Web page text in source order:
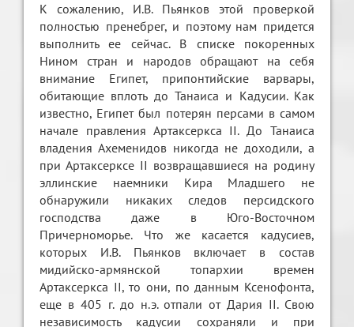
К сожалению, И.В. Пьянков этой проверкой
полностью пренебрег, и поэтому нам придется
выполнить ее сейчас. В списке покоренных
Нином стран и народов обращают на себя
внимание Египет, припонтийские варвары,
обитающие вплоть до Танаиса и Кадусии. Как
известно, Египет был потерян персами в самом
начале правления Артаксеркса II. До Танаиса
владения Ахеменидов никогда не доходили, а
при Артаксерксе II возвращавшиеся на родину
эллинские наемники Кира Младшего не
обнаружили никаких следов персидского
господства даже в Юго-Восточном
Причерноморье. Что же касается кадусиев,
которых И.В. Пьянков включает в состав
мидийско-армянской топархии времен
Артаксеркса II, то они, по данным Ксенофонта,
еще в 405 г. до н.э. отпали от Дария II. Свою
независимость кадусии сохраняли и при